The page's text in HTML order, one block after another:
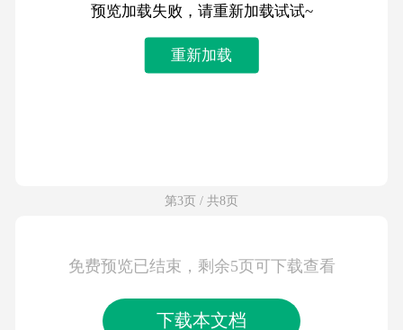
预览加载失败，请重新加载试试~
重新加载
第3页 / 共8页
免费预览已结束，剩余5页可下载查看
下载本文档